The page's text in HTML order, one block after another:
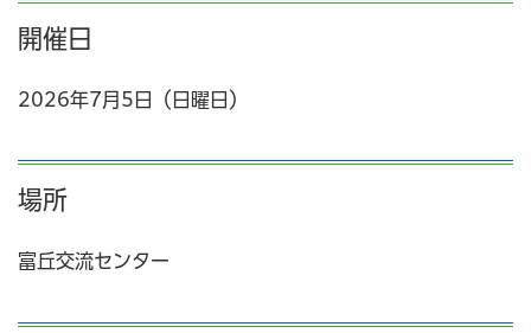
開催日
2026年7月5日（日曜日）
場所
富丘交流センター